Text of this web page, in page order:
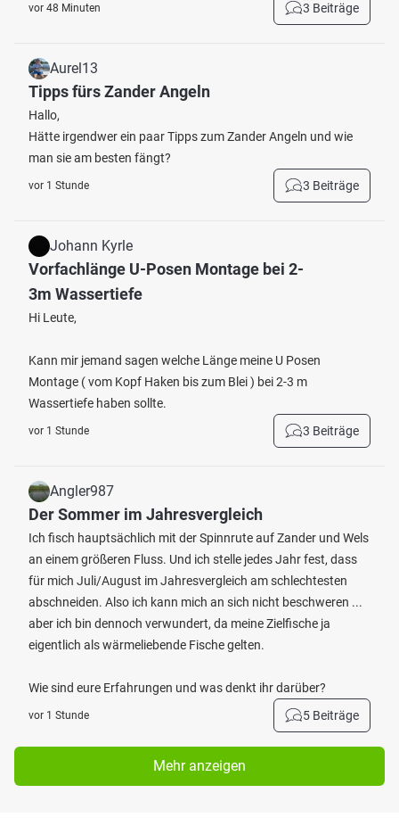
vor 48 Minuten 3 Beiträge
Aurel13
Tipps fürs Zander Angeln
Hallo,
Hätte irgendwer ein paar Tipps zum Zander Angeln und wie
man sie am besten fängt?
vor 1 Stunde 3 Beiträge
Johann Kyrle
Vorfachlänge U-Posen Montage bei 2-
3m Wassertiefe
Hi Leute,
Kann mir jemand sagen welche Länge meine U Posen
Montage ( vom Kopf Haken bis zum Blei ) bei 2-3 m
Wassertiefe haben sollte.
vor 1 Stunde 3 Beiträge
Angler987
Der Sommer im Jahresvergleich
Ich fisch hauptsächlich mit der Spinnrute auf Zander und Wels
an einem größeren Fluss. Und ich stelle jedes Jahr fest, dass
für mich Juli/August im Jahresvergleich am schlechtesten
abschneiden. Also ich kann mich an sich nicht beschweren ...
aber ich bin dennoch verwundert, da meine Zielfische ja
eigentlich als wärmeliebende Fische gelten.
Wie sind eure Erfahrungen und was denkt ihr darüber?
vor 1 Stunde 5 Beiträge
Mehr anzeigen